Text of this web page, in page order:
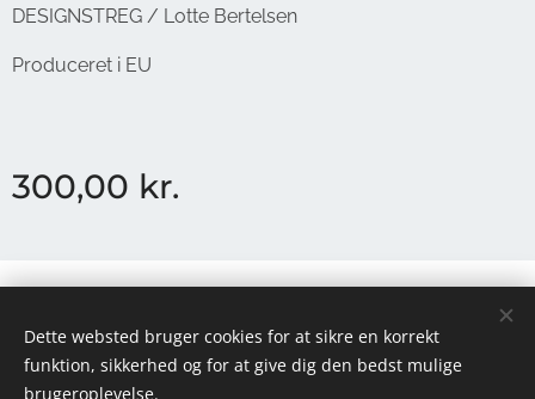
DESIGNSTREG / Lotte Bertelsen
Produceret i EU
300,00 kr.
Dette websted bruger cookies for at sikre en korrekt
funktion, sikkerhed og for at give dig den bedst mulige
brugeroplevelse.